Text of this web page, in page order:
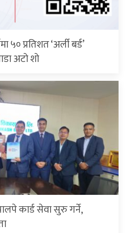
५० प्रतिशत ‘अर्ली बर्ड’
अटो शो
कार्ड सेवा सुरु गर्ने,